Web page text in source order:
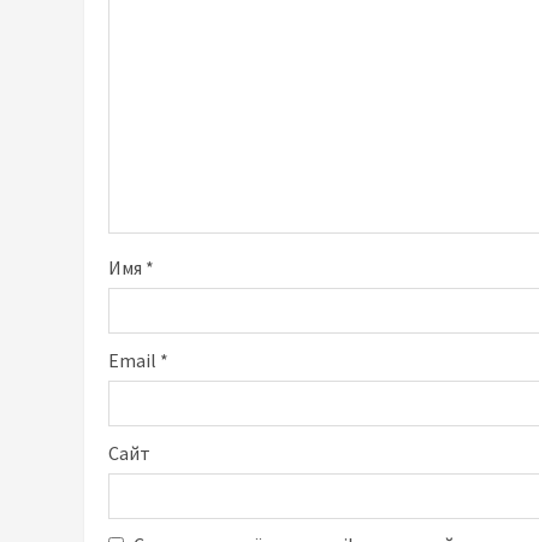
Имя *
Email *
Сайт